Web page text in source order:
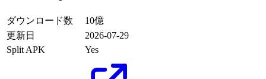
ダウンロード数
10億
更新日
2026-07-29
Split APK
Yes